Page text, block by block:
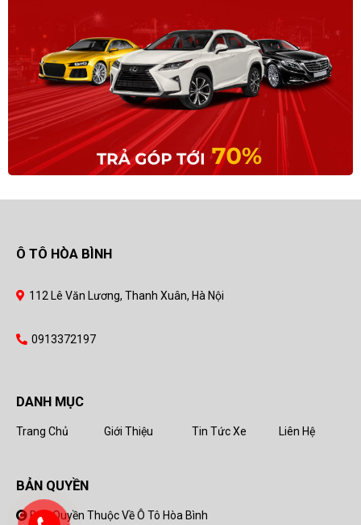
Ô TÔ HÒA BÌNH
112 Lê Văn Lương, Thanh Xuân, Hà Nội
0913372197
DANH MỤC
Trang Chủ Giới Thiệu Tin Tức Xe Liên Hệ
BẢN QUYỀN
Bản Quyền Thuộc Về Ô Tô Hòa Bình